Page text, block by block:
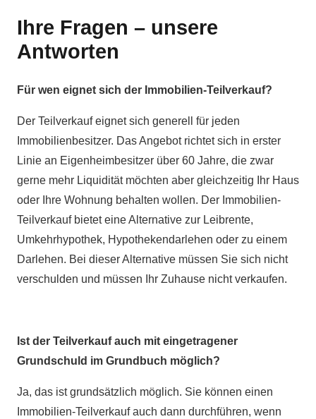
Ihre Fragen – unsere
Antworten
Für wen eignet sich der Immobilien-Teilverkauf?
Der Teilverkauf eignet sich generell für jeden
Immobilienbesitzer. Das Angebot richtet sich in erster
Linie an Eigenheimbesitzer über 60 Jahre, die zwar
gerne mehr Liquidität möchten aber gleichzeitig Ihr Haus
oder Ihre Wohnung behalten wollen. Der Immobilien-
Teilverkauf bietet eine Alternative zur Leibrente,
Umkehrhypothek, Hypothekendarlehen oder zu einem
Darlehen. Bei dieser Alternative müssen Sie sich nicht
verschulden und müssen Ihr Zuhause nicht verkaufen.
Ist der Teilverkauf auch mit eingetragener
Grundschuld im Grundbuch möglich?
Ja, das ist grundsätzlich möglich. Sie können einen
Immobilien-Teilverkauf auch dann durchführen, wenn